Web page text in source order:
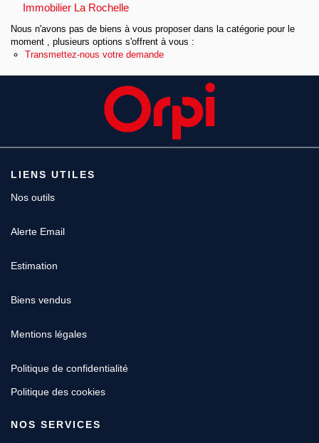
Immobilier La Rochelle
Nous n'avons pas de biens à vous proposer dans la catégorie pour le
moment , plusieurs options s'offrent à vous :
Transmettez-nous votre demande
LIENS UTILES
Nos outils
Alerte Email
Estimation
Biens vendus
Mentions légales
Politique de confidentialité
Politique des cookies
NOS SERVICES